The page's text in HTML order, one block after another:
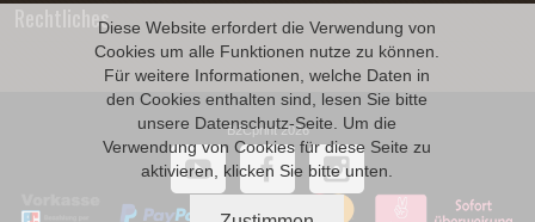
Diese Website erfordert die Verwendung von
Cookies um alle Funktionen nutze zu können.
Für weitere Informationen, welche Daten in
den Cookies enthalten sind, lesen Sie bitte
unsere Datenschutz-Seite. Um die
Verwendung von Cookies für diese Seite zu
aktivieren, klicken Sie bitte unten.
Rechtliches
B2Cprint 2026